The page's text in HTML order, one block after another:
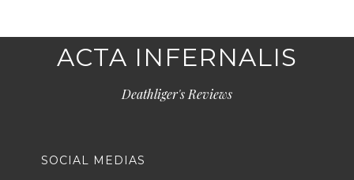
ACTA INFERNALIS
Deathliger's Reviews
SOCIAL MEDIAS